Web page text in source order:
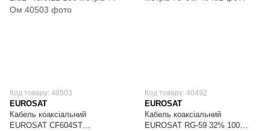
Код товару: 40503
EUROSAT
Кабель коаксіальний
EUROSAT CF604ST
Код товару: 40492
EUROSAT
Кабель коаксіальний
EUROSAT RG-59 32% 100